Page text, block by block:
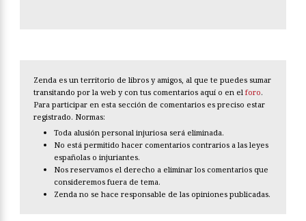
Zenda es un territorio de libros y amigos, al que te puedes sumar
transitando por la web y con tus comentarios aquí o en el foro.
Para participar en esta sección de comentarios es preciso estar
registrado. Normas:
Toda alusión personal injuriosa será eliminada.
No está permitido hacer comentarios contrarios a las leyes
españolas o injuriantes.
Nos reservamos el derecho a eliminar los comentarios que
consideremos fuera de tema.
Zenda no se hace responsable de las opiniones publicadas.